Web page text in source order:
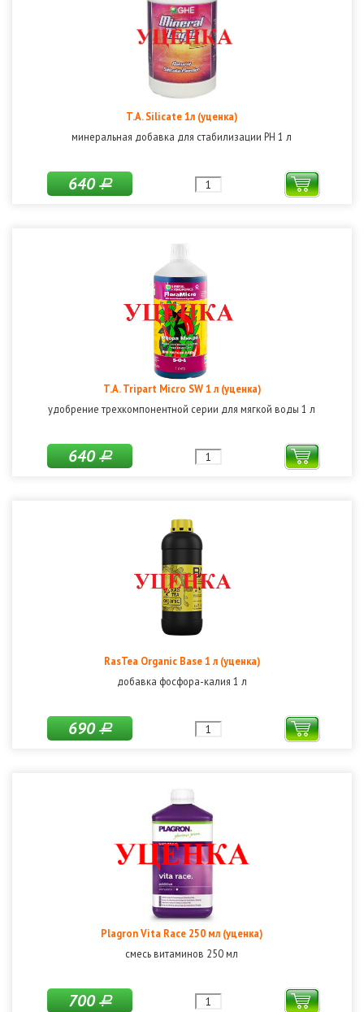
T.A. Silicate 1л (уценка)
минеральная добавка для стабилизации РН 1 л
640Р
T.A. Tripart Micro SW 1 л (уценка)
удобрение трехкомпонентной серии для мягкой воды 1 л
640Р
RasTea Organic Base 1 л (уценка)
добавка фосфора-калия 1 л
690Р
Plagron Vita Race 250 мл (уценка)
смесь витаминов 250 мл
700Р